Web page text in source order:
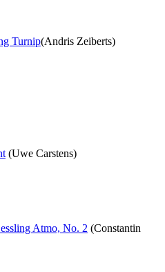
Turnip(Andris Zeiberts)
(Uwe Carstens)
Atmo, No. 2 (Constantin